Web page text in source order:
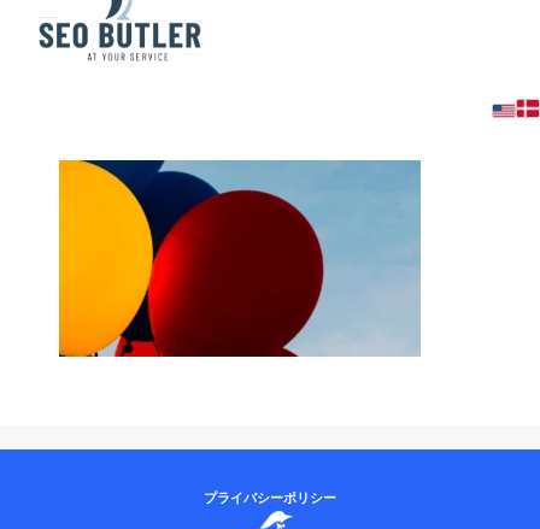
balloon
プライバシーポリシー